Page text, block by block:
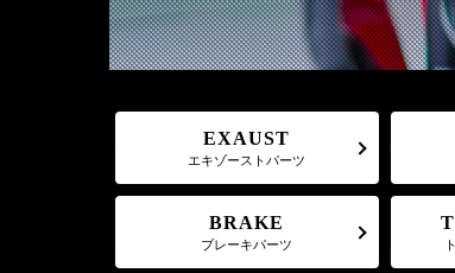
EXAUST
エキゾーストパーツ
BRAKE
ブレーキパーツ